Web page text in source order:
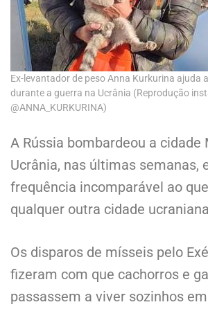
Ex-levantador de peso Anna Kurkurina ajuda
durante a guerra na Ucrânia (Reprodução
@ANNA_KURKURINA)
A Rússia bombardeou a cidade
Ucrânia, nas últimas semanas,
frequência incomparável ao
qualquer outra cidade
Os disparos de mísseis pelo
fizeram com que cachorros e
passassem a viver sozinhos